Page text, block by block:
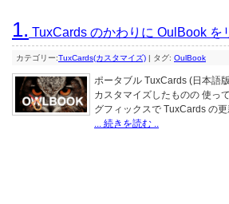
1. TuxCards のかわりに OulBook を
カテゴリー:TuxCards(カスタマイズ) | タグ: OulBook
ポータブル TuxCards (日本語
カスタマイズしたものの 使っ
グフィックスで TuxCards の
... 続きを読む ..